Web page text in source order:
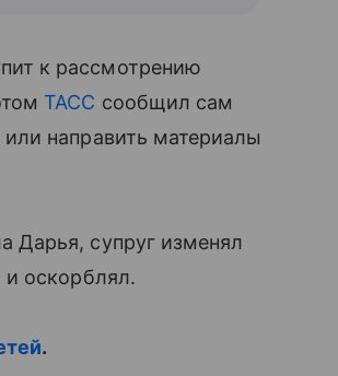
к рассмотрению
ТАСС сообщил сам
направить материалы
Дарья, супруг изменял
и оскорблял.
.